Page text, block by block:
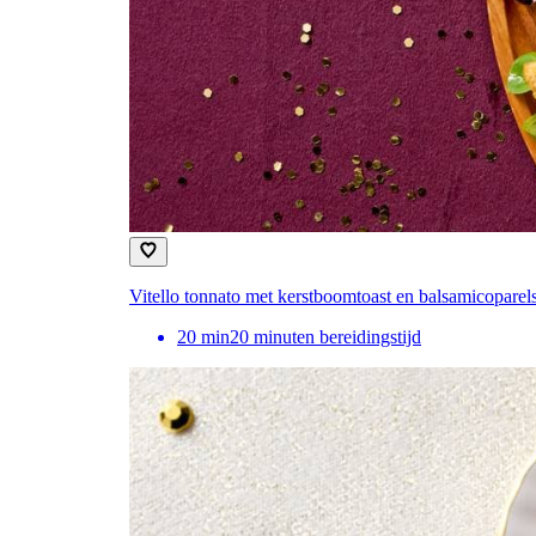
Vitello tonnato met kerstboomtoast en
20 min20 minuten bereidingstijd